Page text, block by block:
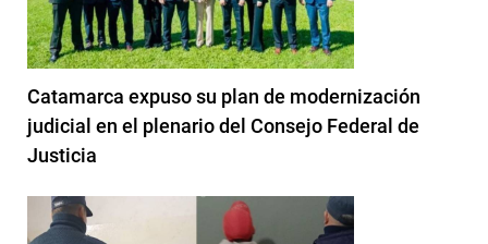
Catamarca expuso su plan de modernización
judicial en el plenario del Consejo Federal de
Justicia